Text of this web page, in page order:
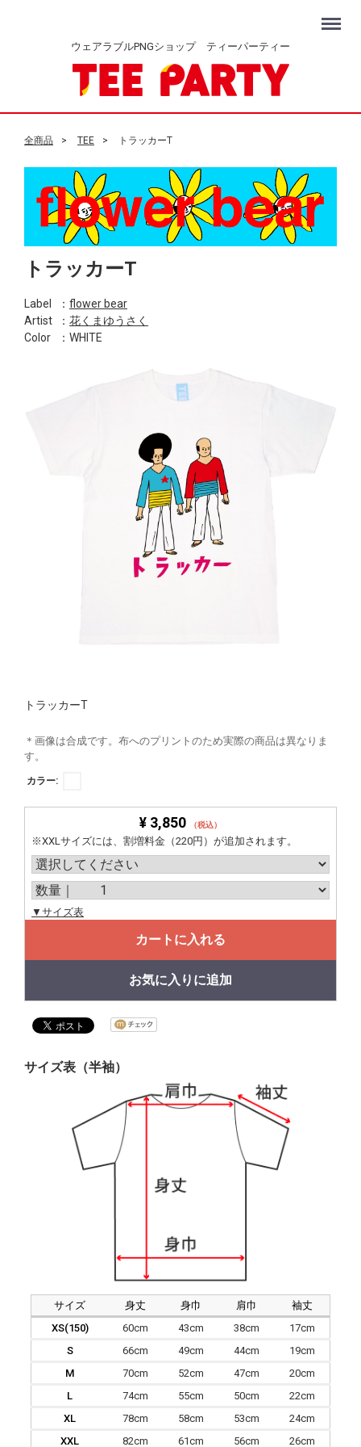
ウェアラブルPNGショップ ティーパーティー
Menu
全商品 TEE トラッカーT
トラッカーT
Label ： flower bear
Artist
： 花くまゆうさく
Color
：WHITE
トラッカーT
＊画像は合成です。布へのプリントのため実際の商品は異なりま
す。
カラー:
¥ 3,850 （税込）
※XXLサイズには、割増料金（220円）が追加されます。
▼サイズ表
カートに入れる
お気に入りに追加
サイズ表（半袖）
サイズ 身丈 身巾 肩巾
袖丈
XS(150)
60cm 43cm 38cm
17cm
S
66cm 49cm 44cm
19cm
M
70cm 52cm 47cm
20cm
L
74cm 55cm 50cm
22cm
XL
78cm 58cm 53cm
24cm
XXL
82cm 61cm 56cm 26cm